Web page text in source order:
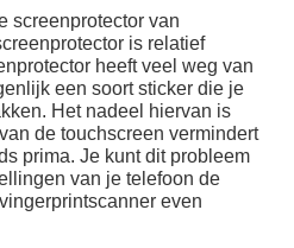
screenprotector van
is relatief
heeft veel weg van
een soort sticker die je
Het nadeel hiervan is
de touchscreen vermindert
prima. Je kunt dit probleem
van je telefoon de
even